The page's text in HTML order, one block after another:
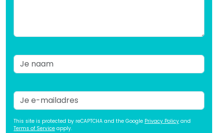
This site is protected by reCAPTCHA and the Google Privacy Policy and
Terms of Service apply.